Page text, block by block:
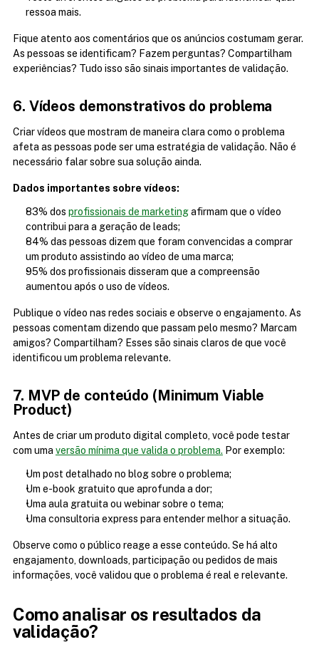
ressoa mais.
Fique atento aos comentários que os anúncios costumam gerar.
As pessoas se identificam? Fazem perguntas? Compartilham
experiências? Tudo isso são sinais importantes de validação.
6. Vídeos demonstrativos do problema
Criar vídeos que mostram de maneira clara como o problema
afeta as pessoas pode ser uma estratégia de validação. Não é
necessário falar sobre sua solução ainda.
Dados importantes sobre vídeos:
83% dos profissionais de marketing afirmam que o vídeo
contribui para a geração de leads;
84% das pessoas dizem que foram convencidas a comprar
um produto assistindo ao vídeo de uma marca;
95% dos profissionais disseram que a compreensão
aumentou após o uso de vídeos.
Publique o vídeo nas redes sociais e observe o engajamento. As
pessoas comentam dizendo que passam pelo mesmo? Marcam
amigos? Compartilham? Esses são sinais claros de que você
identificou um problema relevante.
7. MVP de conteúdo (Minimum Viable
Product)
Antes de criar um produto digital completo, você pode testar
com uma versão mínima que valida o problema. Por exemplo:
Um post detalhado no blog sobre o problema;
Um e-book gratuito que aprofunda a dor;
Uma aula gratuita ou webinar sobre o tema;
Uma consultoria express para entender melhor a situação.
Observe como o público reage a esse conteúdo. Se há alto
engajamento, downloads, participação ou pedidos de mais
informações, você validou que o problema é real e relevante.
Como analisar os resultados da
validação?